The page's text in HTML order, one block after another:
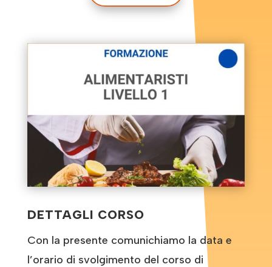
DETTAGLI CORSO
Con la presente comunichiamo la data e
l’orario di svolgimento del corso di